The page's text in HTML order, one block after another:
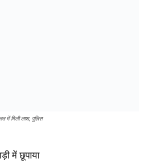
में मिली लाश, पुलिस
में छूपाया